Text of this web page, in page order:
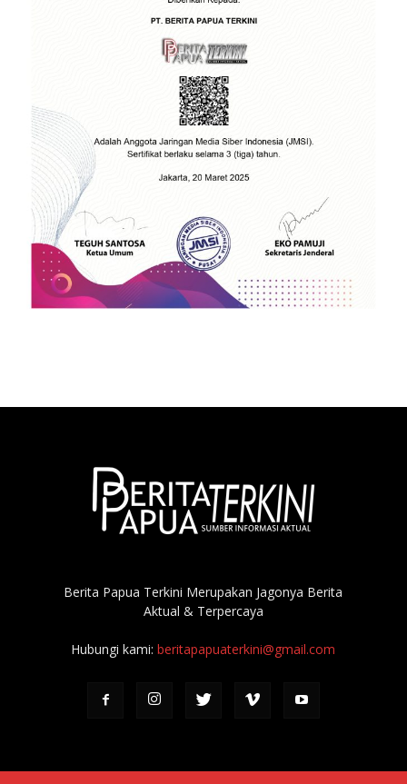
Berita Papua Terkini Merupakan Jagonya Berita
Aktual & Terpercaya
Hubungi kami:beritapapuaterkini@gmail.com